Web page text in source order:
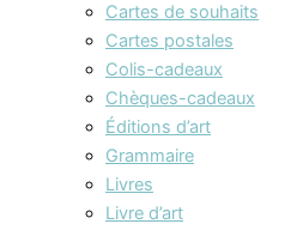
Cartes de souhaits
Cartes postales
Colis-cadeaux
Chèques-cadeaux
Éditions d’art
Grammaire
Livres
Livre d’art